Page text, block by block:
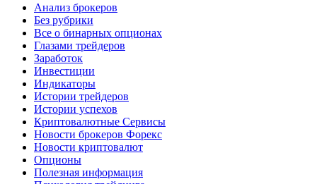
Анализ брокеров
Без рубрики
Все о бинарных опционах
Глазами трейдеров
Заработок
Инвестиции
Индикаторы
Истории трейдеров
Истории успехов
Криптовалютные Сервисы
Новости брокеров Форекс
Новости криптовалют
Опционы
Полезная информация